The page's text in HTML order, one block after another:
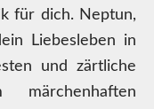
für dich. Neptun,
Liebesleben in
und zärtliche